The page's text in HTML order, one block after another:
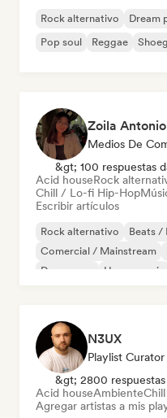
Rock alternativo Dream
Pop soul
Reggae
Zoila Antonio
Medios De
&gt; 100 respuestas
Acid houseRock
Chill / Lo-fi Hip-Hop
Escribir artículos
Rock alternativo Beats /
Comercial / Mainstream
Dream pop
House music
N3UX
Playlist Curator
&gt; 2800 respuestas
Acid houseAmbiente
Agregar artistas a mis